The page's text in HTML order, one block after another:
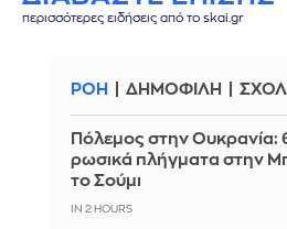
περισσότερες ειδήσεις από το skai.gr
ΡΟΗ ΔΗΜΟΦΙΛΗ
Πόλεμος στην Ουκρανία:
ρωσικά πλήγματα στην
το Σούμι
IN 2 HOURS